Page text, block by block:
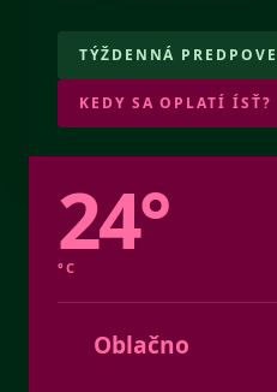
TÝŽDENNÁ
KEDY SA OPLATÍ ÍSŤ?
24°
°C
Oblačno